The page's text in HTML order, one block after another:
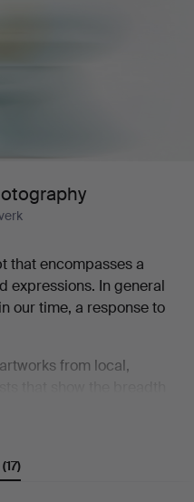
that encompasses a
expressions. In general
our time, a response to
from local,
including Karin
(17)